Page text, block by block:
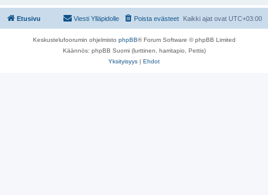
Etusivu Kaikki ajat ovat UTC+03:00
Poista evästeet
Viesti Ylläpidolle
Keskustelufoorumin ohjelmisto phpBB® Forum Software © phpBB Limited
Käännös: phpBB Suomi (lurttinen, harritapio, Pettis)
Yksityisyys | Ehdot